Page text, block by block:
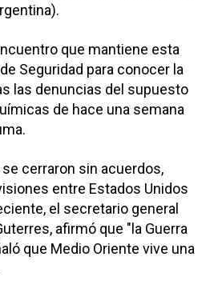
que mantiene esta
Seguridad para conocer la
las denuncias del supuesto
de hace una semana
cerraron sin acuerdos,
entre Estados Unidos
el secretario general
afirmó que "la Guerra
que Medio Oriente vive una